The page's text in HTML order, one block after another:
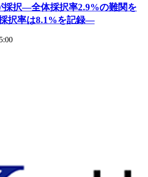
採択―全体採択率2.9%の難関を
択率は8.1%を記録―